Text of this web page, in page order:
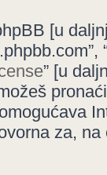
[u
” [u
za,